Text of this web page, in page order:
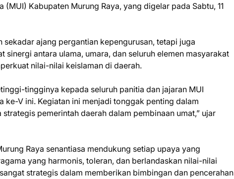
Kabupaten Murung Raya, yang digelar pada Sabtu, 11
sekadar ajang pergantian kepengurusan, tetapi juga
sinergi antara ulama, umara, dan seluruh elemen masyarakat
nilai-nilai keislaman di daerah.
tingginya kepada seluruh panitia dan jajaran MUI
ke-V ini. Kegiatan ini menjadi tonggak penting dalam
pemerintah daerah dalam pembinaan umat,” ujar
Raya senantiasa mendukung setiap upaya yang
yang harmonis, toleran, dan berlandaskan nilai-nilai
strategis dalam memberikan bimbingan dan pencerahan